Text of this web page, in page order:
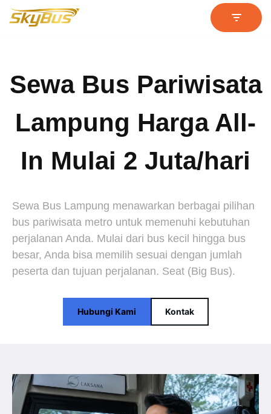
Sewa Bus Pariwisata
Lampung Harga All-
In Mulai 2 Juta/hari
Sewa Bus Lampung menawarkan berbagai pilihan
bus pariwisata metro untuk memenuhi kebutuhan
perjalanan Anda. Mulai dari bus kecil hingga bus
besar, Anda bisa memilih sesuai dengan jumlah
peserta dan tujuan perjalanan. Seat (Big Bus).
Hubungi Kami Kontak